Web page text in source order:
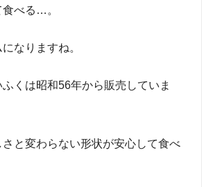
食べる…。
なりますね。
くは昭和56年から販売していま
と変わらない形状が安心して食べ